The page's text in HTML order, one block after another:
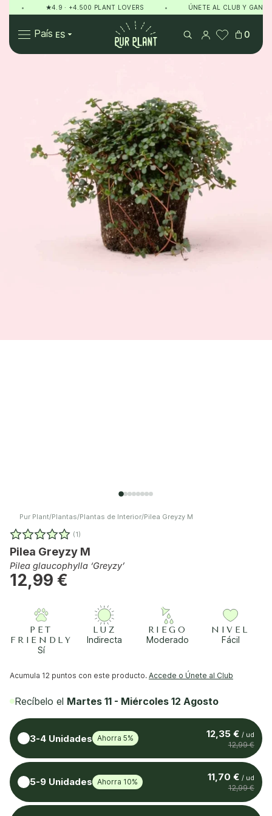
★4.9 · +4.500 PLANT LOVERS ÚNETE AL CLUB Y GANA
País
Pur Plant
0
Pur Plant/Plantas/Plantas de Interior/Pilea Greyzy M
(1)
Pilea Greyzy M
Pilea glaucophylla ‘Greyzy’
12,99 €
PET
FRIENDLY
Sí
LUZ
Indirecta
RIEGO
Moderado
NIVEL
Fácil
Acumula 12 puntos con este producto. Accede o Únete al Club
Recíbelo el Martes 11 - Miércoles 12 Agosto
3-4 Unidades Ahorra 5% 12,35 € / ud
12,99 €
5-9 Unidades Ahorra 10% 11,70 € / ud
12,99 €